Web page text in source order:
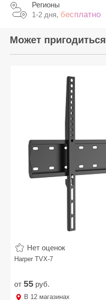
Регионы
1-2 дня, бесплатно
Может пригодиться
Нет оценок
Harper TVX-7
от 55 руб.
В 12 магазинах